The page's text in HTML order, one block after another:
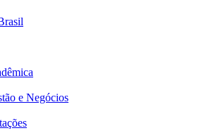
e Negócios